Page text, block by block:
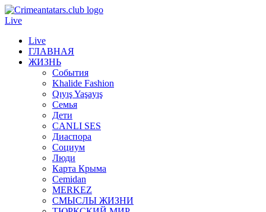
Live
Live
ГЛАВНАЯ
ЖИЗНЬ
События
Khalide Fashion
Qıyış Yaşayış
Семья
Дети
CANLI SES
Диаспора
Социум
Люди
Карта Крыма
Cemidan
МERKEZ
СМЫСЛЫ ЖИЗНИ